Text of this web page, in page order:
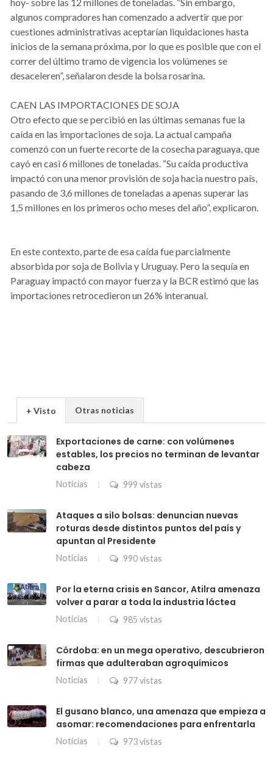
algunos compradores han comenzado a advertir que por
cuestiones administrativas aceptarían liquidaciones hasta
inicios de la semana próxima, por lo que es posible que con el
correr del último tramo de vigencia los volúmenes se
desaceleren”, señalaron desde la bolsa rosarina.
CAEN LAS IMPORTACIONES DE SOJA
Otro efecto que se percibió en las últimas semanas fue la
caída en las importaciones de soja. La actual campaña
comenzó con un fuerte recorte de la cosecha paraguaya, que
cayó en casi 6 millones de toneladas. “Su caída productiva
impactó con una menor provisión de soja hacia nuestro país,
pasando de 3,6 millones de toneladas a apenas superar las
1,5 millones en los primeros ocho meses del año”, explicaron.
En este contexto, parte de esa caída fue parcialmente
absorbida por soja de Bolivia y Uruguay. Pero la sequía en
Paraguay impactó con mayor fuerza y la BCR estimó que las
importaciones retrocedieron un 26% interanual.
+ Visto Otras noticias
Exportaciones de carne: con volúmenes
estables, los precios no terminan de levantar
cabeza
Noticias 999 vistas
Ataques a silo bolsas: denuncian nuevas
roturas desde distintos puntos del país y
apuntan al Presidente
Noticias 990 vistas
Por la eterna crisis en Sancor, Atilra amenaza
volver a parar a toda la industria láctea
Noticias 985 vistas
Córdoba: en un mega operativo, descubrieron
firmas que adulteraban agroquímicos
Noticias 977 vistas
El gusano blanco, una amenaza que empieza a
asomar: recomendaciones para enfrentarla
Noticias 973 vistas